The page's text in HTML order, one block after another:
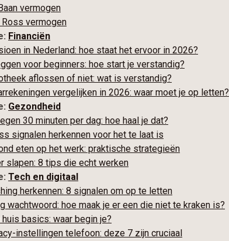
vermogen
Ross vermogen
Financiën
in Nederland: hoe staat het ervoor in 2026?
voor beginners: hoe start je verstandig?
aflossen of niet: wat is verstandig?
vergelijken in 2026: waar moet je op letten?
Gezondheid
30 minuten per dag: hoe haal je dat?
signalen herkennen voor het te laat is
eten op het werk: praktische strategieën
slapen: 8 tips die echt werken
Tech en digitaal
herkennen: 8 signalen om op te letten
wachtwoord: hoe maak je er een die niet te kraken is?
basics: waar begin je?
instellingen telefoon: deze 7 zijn cruciaal